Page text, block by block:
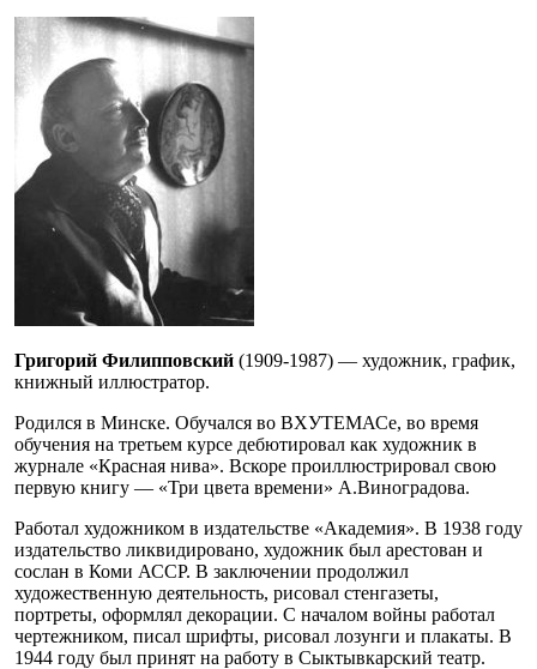
Григорий Филипповский (1909-1987) — художник, график,
книжный иллюстратор.
Родился в Минске. Обучался во ВХУТЕМАСе, во время
обучения на третьем курсе дебютировал как художник в
журнале «Красная нива». Вскоре проиллюстрировал свою
первую книгу — «Три цвета времени» А.Виноградова.
Работал художником в издательстве «Академия». В 1938 году
издательство ликвидировано, художник был арестован и
сослан в Коми АССР. В заключении продолжил
художественную деятельность, рисовал стенгазеты,
портреты, оформлял декорации. С началом войны работал
чертежником, писал шрифты, рисовал лозунги и плакаты. В
1944 году был принят на работу в Сыктывкарский театр.